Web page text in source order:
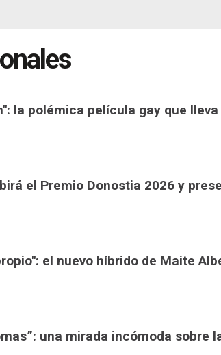
la polémica película gay que
el Premio Donostia 2026 y
el nuevo híbrido de Maite
una mirada incómoda sobre